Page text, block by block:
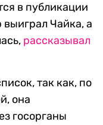
в публикации
выиграл Чайка, а
рассказывал
так как, по
она
госорганы